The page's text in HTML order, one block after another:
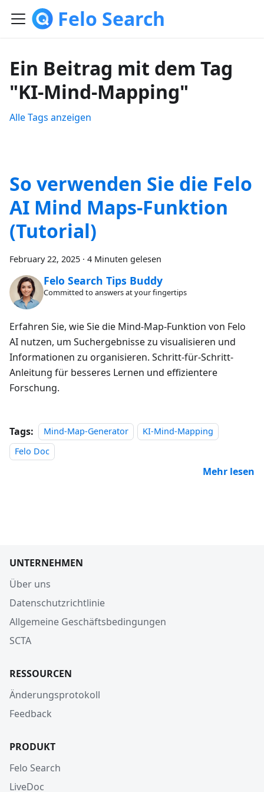
Felo Search
Ein Beitrag mit dem Tag
"KI-Mind-Mapping"
Alle Tags anzeigen
So verwenden Sie die Felo
AI Mind Maps-Funktion
(Tutorial)
February 22, 2025 · 4 Minuten gelesen
Felo Search Tips Buddy
Committed to answers at your fingertips
Erfahren Sie, wie Sie die Mind-Map-Funktion von Felo
AI nutzen, um Suchergebnisse zu visualisieren und
Informationen zu organisieren. Schritt-für-Schritt-
Anleitung für besseres Lernen und effizientere
Forschung.
Tags: Mind-Map-Generator
KI-Mind-Mapping
Felo Doc
Mehr lesen
UNTERNEHMEN
Über uns
Datenschutzrichtlinie
Allgemeine Geschäftsbedingungen
SCTA
RESSOURCEN
Änderungsprotokoll
Feedback
PRODUKT
Felo Search
LiveDoc